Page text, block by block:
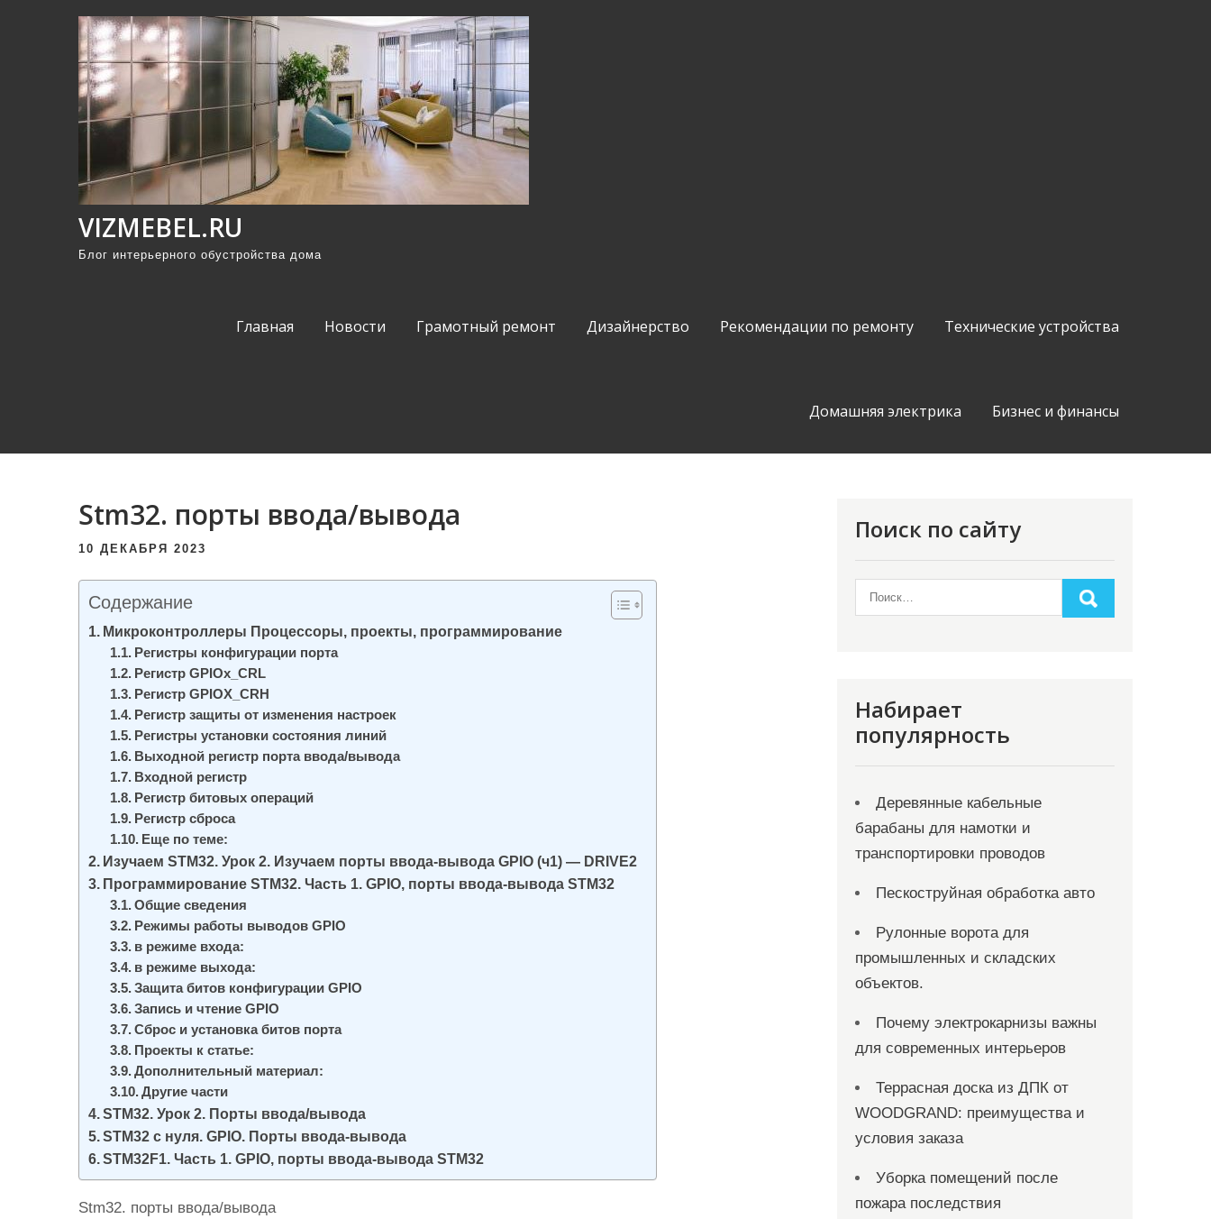
VIZMEBEL.RU
Блог интерьерного обустройства дома
Главная Новости Грамотный ремонт Дизайнерство Рекомендации по ремонту Технические устройства
Домашняя электрика Бизнес и финансы
Stm32. порты ввода/вывода
10 ДЕКАБРЯ 2023
Содержание
Микроконтроллеры Процессоры, проекты, программирование
Регистры конфигурации порта
Регистр GPIOx_CRL
Регистр GPIOX_CRH
Регистр защиты от изменения настроек
Регистры установки состояния линий
Выходной регистр порта ввода/вывода
Входной регистр
Регистр битовых операций
Регистр сброса
Еще по теме:
Изучаем STM32. Урок 2. Изучаем порты ввода-вывода GPIO (ч1) — DRIVE2
Программирование STM32. Часть 1. GPIO, порты ввода-вывода STM32
Общие сведения
Режимы работы выводов GPIO
в режиме входа:
в режиме выхода:
Защита битов конфигурации GPIO
Запись и чтение GPIO
Сброс и установка битов порта
Проекты к статье:
Дополнительный материал:
Другие части
STM32. Урок 2. Порты ввода/вывода
STM32 с нуля. GPIO. Порты ввода-вывода
STM32F1. Часть 1. GPIO, порты ввода-вывода STM32
Stm32. порты ввода/вывода
Поиск по сайту
Набирает
популярность
Деревянные кабельные
барабаны для намотки и
транспортировки проводов
Пескоструйная обработка авто
Рулонные ворота для
промышленных и складских
объектов.
Почему электрокарнизы важны
для современных интерьеров
Террасная доска из ДПК от
WOODGRAND: преимущества и
условия заказа
Уборка помещений после
пожара последствия